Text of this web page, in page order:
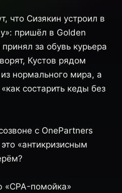
что Сизякин устроил в
пришёл в Golden
за обувь курьера
Кустов рядом
нормального мира, а
состарить кеды без
с OnePartners
«антикризисным
помойка»